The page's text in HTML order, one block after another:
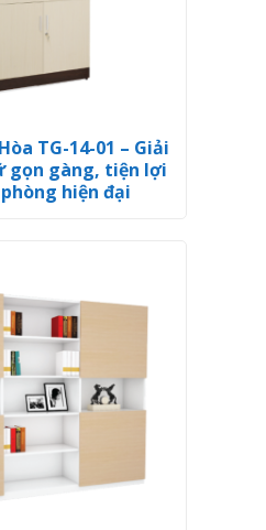
TG-14-01 – Giải
gọn gàng, tiện lợi
hiện đại